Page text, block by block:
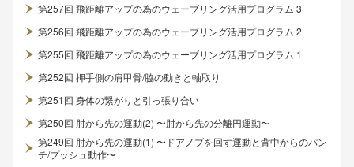
第257回 飛距離アップの為のウェーブリング活用プログラム 3
第256回 飛距離アップの為のウェーブリング活用プログラム 2
第255回 飛距離アップの為のウェーブリング活用プログラム 1
第252回 押手側の肩甲骨/脇の動きと軸取り
第251回 身体の繋がりと引っ張り合い
第250回 肘から先の運動(2) 〜肘から先の分離円運動〜
第249回 肘から先の運動(1) 〜ドアノブを回す運動と背中からのパン
チ/プッシュ動作〜